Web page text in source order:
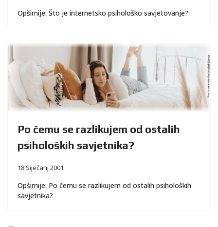
Opširnije: Što je internetsko psihološko savjetovanje?
Po čemu se razlikujem od ostalih
psiholoških savjetnika?
18 Siječanj 2001
Opširnije: Po čemu se razlikujem od ostalih psiholoških
savjetnika?